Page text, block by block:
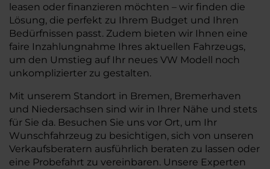
leasen oder finanzieren möchten – wir finden die
Lösung, die perfekt zu Ihrem Budget und Ihren
Bedürfnissen passt. Zudem bieten wir Ihnen eine
faire Inzahlungnahme Ihres aktuellen Fahrzeugs,
um den Umstieg auf Ihr neues VW Modell noch
unkomplizierter zu gestalten.
Mit unserem Standort in Bremen, Bremerhaven
und Niedersachsen sind wir in Ihrer Nähe und stets
für Sie da. Besuchen Sie uns vor Ort, um Ihr
Wunschfahrzeug zu besichtigen, sich von unseren
Verkaufsberatern ausführlich beraten zu lassen oder
eine Probefahrt zu vereinbaren. Unsere Experten